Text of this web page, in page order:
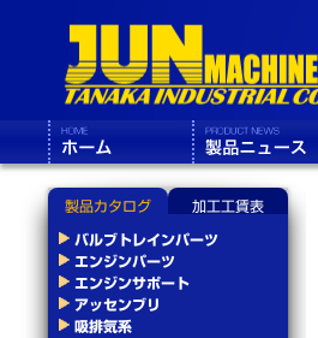
製品カタログ 加工工賃表
バルブトレインパーツ
エンジンパーツ
エンジンサポート
アッセンブリ
吸排気系